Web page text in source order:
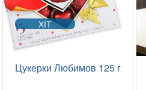
ХІТ
Цукерки Любимов 125 г